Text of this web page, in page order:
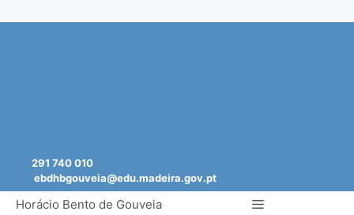
291 740 010
ebdhbgouveia@edu.madeira.gov.pt
Horácio Bento de Gouveia Menu